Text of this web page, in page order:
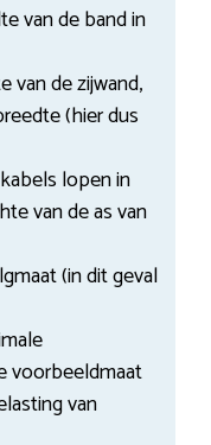
van de band in
van de zijwand,
(hier dus
lopen in
van de as van
(in dit geval
voorbeeldmaat
van